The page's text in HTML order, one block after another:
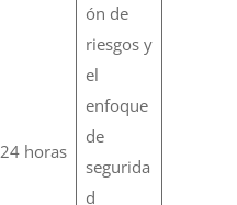
24 horas
ón de
riesgos y
el
enfoque
de
segurida
d